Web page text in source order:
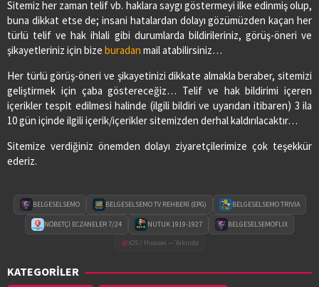
Sitemiz her zaman telif vb. haklara saygı göstermeyi ilke edinmiş olup,
buna dikkat etse de; insani hatalardan dolayı gözümüzden kaçan her
türlü telif ve hak ihlali gibi durumlarda bildirileriniz, görüş-öneri ve
şikayetleriniz için bize buradan mail atabilirsiniz…
Her türlü görüş-öneri ve şikayetinizi dikkate almakla beraber, sitemizi
geliştirmek için çaba göstereceğiz… Telif ve hak bildirimi içeren
içerikler tespit edilmesi halinde (ilgili bildiri ve uyarıdan itibaren) 3 ila
10 gün içinde ilgili içerik/içerikler sitemizden derhal kaldırılacaktır…
Sitemize verdiğiniz önemden dolayı ziyaretçilerimize çok teşekkür
ederiz.
BELGESELSEMO BELGESELSEMO TV REHBERİ (EPG) BELGESELSEMO TRIVIA
NÖBETÇİ ECZANELER 7/24 NUTUK 1919-1927
BELGESELSEMOFLIX
iOS / Huawei — Yakında
KATEGORİLER